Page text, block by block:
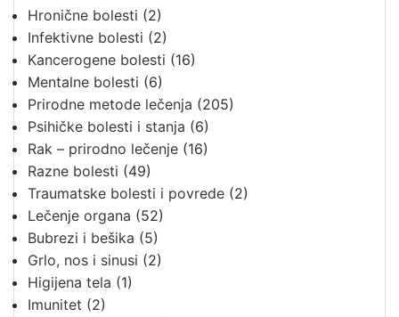
Hronične bolesti (2)
Infektivne bolesti (2)
Kancerogene bolesti (16)
Mentalne bolesti (6)
Prirodne metode lečenja (205)
Psihičke bolesti i stanja (6)
Rak – prirodno lečenje (16)
Razne bolesti (49)
Traumatske bolesti i povrede (2)
Lečenje organa (52)
Bubrezi i bešika (5)
Grlo, nos i sinusi (2)
Higijena tela (1)
Imunitet (2)